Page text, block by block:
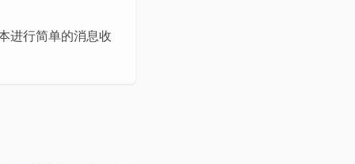
进行简单的消息收